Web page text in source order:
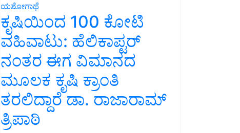
ಯಶೋಗಾಥೆ
ಕೃಷಿಯಿಂದ 100 ಕೋಟಿ
ವಹಿವಾಟು: ಹೆಲಿಕಾಪ್ಟರ್
ನಂತರ ಈಗ ವಿಮಾನದ
ಮೂಲಕ ಕೃಷಿ ಕ್ರಾಂತಿ
ತರಲಿದ್ದಾರೆ ಡಾ. ರಾಜಾರಾಮ್
ತ್ರಿಪಾಠಿ